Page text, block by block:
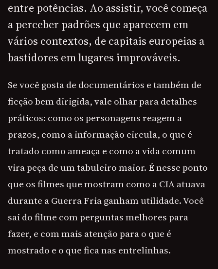
entre potências. Ao assistir, você começa
a perceber padrões que aparecem em
vários contextos, de capitais europeias a
bastidores em lugares improváveis.
Se você gosta de documentários e também de
ficção bem dirigida, vale olhar para detalhes
práticos: como os personagens reagem a
prazos, como a informação circula, o que é
tratado como ameaça e como a vida comum
vira peça de um tabuleiro maior. É nesse ponto
que os filmes que mostram como a CIA atuava
durante a Guerra Fria ganham utilidade. Você
sai do filme com perguntas melhores para
fazer, e com mais atenção para o que é
mostrado e o que fica nas entrelinhas.